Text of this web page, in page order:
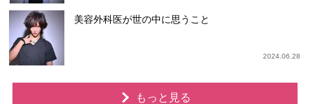
美容外科医が世の中に思うこと
2024.06.28
もっと見る